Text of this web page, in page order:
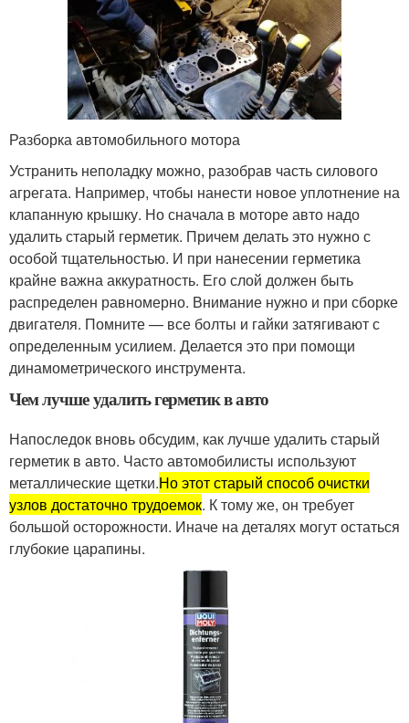
Разборка автомобильного мотора
Устранить неполадку можно, разобрав часть силового
агрегата. Например, чтобы нанести новое уплотнение на
клапанную крышку. Но сначала в моторе авто надо
удалить старый герметик. Причем делать это нужно с
особой тщательностью. И при нанесении герметика
крайне важна аккуратность. Его слой должен быть
распределен равномерно. Внимание нужно и при сборке
двигателя. Помните — все болты и гайки затягивают с
определенным усилием. Делается это при помощи
динамометрического инструмента.
Чем лучше удалить герметик в авто
Напоследок вновь обсудим, как лучше удалить старый
герметик в авто. Часто автомобилисты используют
металлические щетки.Но этот старый способ очистки
узлов достаточно трудоемок. К тому же, он требует
большой осторожности. Иначе на деталях могут остаться
глубокие царапины.